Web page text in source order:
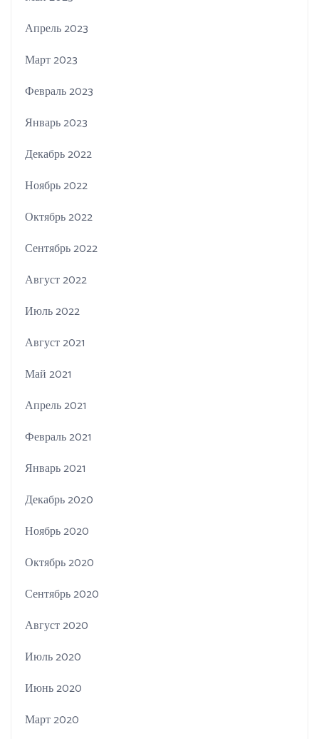
Апрель 2023
Март 2023
Февраль 2023
Январь 2023
Декабрь 2022
Ноябрь 2022
Октябрь 2022
Сентябрь 2022
Август 2022
Июль 2022
Август 2021
Май 2021
Апрель 2021
Февраль 2021
Январь 2021
Декабрь 2020
Ноябрь 2020
Октябрь 2020
Сентябрь 2020
Август 2020
Июль 2020
Июнь 2020
Март 2020